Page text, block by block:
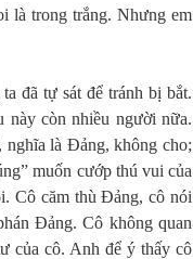
là trong trắng. Nhưng em
đã tự sát để tránh bị bắt.
này còn nhiều người nữa.
nghĩa là Đảng, không cho;
muốn cướp thú vui của
Cô căm thù Đảng, cô nói
Đảng. Cô không quan
của cô. Anh để ý thấy cô